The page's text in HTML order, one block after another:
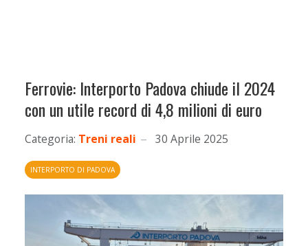
Ferrovie: Interporto Padova chiude il 2024
con un utile record di 4,8 milioni di euro
Categoria: Treni reali 30 Aprile 2025
INTERPORTO DI PADOVA